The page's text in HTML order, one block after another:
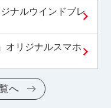
ナルウインドブレ
オリジナルスマホ
へ